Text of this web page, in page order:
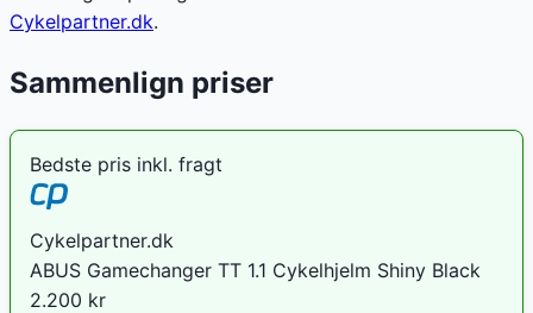
Cykelpartner.dk.
Sammenlign priser
Bedste pris inkl. fragt
Cykelpartner.dk
ABUS Gamechanger TT 1.1 Cykelhjelm Shiny Black
2.200 kr